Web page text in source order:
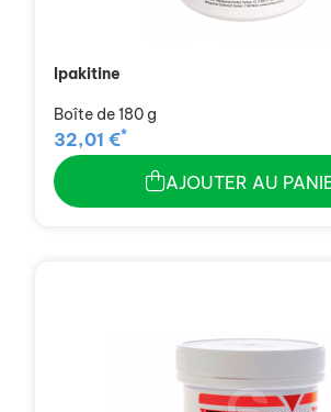
Ipakitine
Boîte de 180 g
32,01 €*
AJOUTER AU